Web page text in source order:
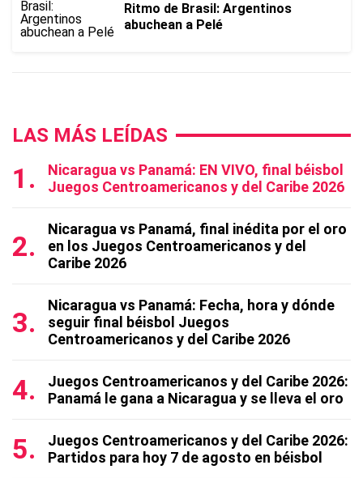
Ritmo de Brasil: Argentinos
abuchean a Pelé
LAS MÁS LEÍDAS
Nicaragua vs Panamá: EN VIVO, final béisbol
Juegos Centroamericanos y del Caribe 2026
Nicaragua vs Panamá, final inédita por el oro
en los Juegos Centroamericanos y del
Caribe 2026
Nicaragua vs Panamá: Fecha, hora y dónde
seguir final béisbol Juegos
Centroamericanos y del Caribe 2026
Juegos Centroamericanos y del Caribe 2026:
Panamá le gana a Nicaragua y se lleva el oro
Juegos Centroamericanos y del Caribe 2026:
Partidos para hoy 7 de agosto en béisbol